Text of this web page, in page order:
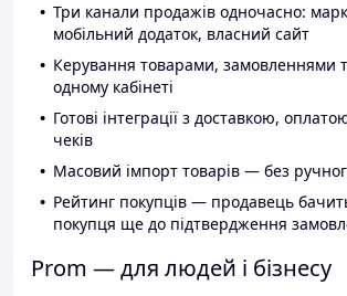
Три канали продажів одночасно:
мобільний додаток, власний сайт
Керування товарами, замовленнями
одному кабінеті
Готові інтеграції з доставкою,
чеків
Масовий імпорт товарів — без
Рейтинг покупців — продавець
покупця ще до підтвердження
Prom — для людей і бізнесу